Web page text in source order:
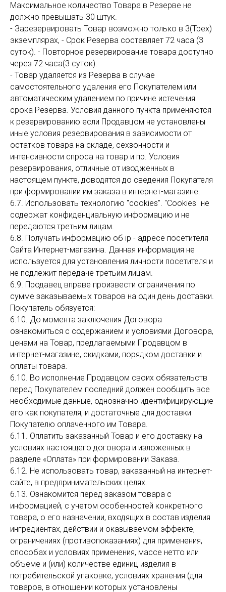
Максимальное количество Товара в Резерве не
должно превышать 30 штук.
- Зарезервировать Товар возможно только в 3(Трех)
экземплярах, - Срок Резерва составляет 72 часа (3
суток). - Повторное резервирование товара доступно
через 72 часа(3 суток).
- Товар удаляется из Резерва в случае
самостоятельного удаления его Покупателем или
автоматическим удалением по причине истечения
срока Резерва. Условия данного пункта применяются
к резервированию если Продавцом не установлены
иные условия резервирования в зависимости от
остатков товара на складе, сехзонности и
интенсивности спроса на товар и пр. Условия
резервирования, отличные от изодженных в
настоящем пункте, доводятся до сведения Покупателя
при формировании им заказа в интернет-магазине.
6.7. Использовать технологию "cookies". "Cookies" не
содержат конфиденциальную информацию и не
передаются третьим лицам.
6.8. Получать информацию об ip - адресе посетителя
Сайта Интернет-магазина. Данная информация не
используется для установления личности посетителя и
не подлежит передаче третьим лицам.
6.9. Продавец вправе произвести ограничения по
сумме заказываемых товаров на один день доставки.
Покупатель обязуется:
6.10. До момента заключения Договора
ознакомиться с содержанием и условиями Договора,
ценами на Товар, предлагаемыми Продавцом в
интернет-магазине, скидками, порядком доставки и
оплаты товара.
6.10. Во исполнение Продавцом своих обязательств
перед Покупателем последний должен сообщить все
необходимые данные, однозначно идентифицирующие
его как покупателя, и достаточные для доставки
Покупателю оплаченного им Товара.
6.11. Оплатить заказанный Товар и его доставку на
условиях настоящего договора и изложенных в
разделе «Оплата» при формировании Заказа.
6.12. Не использовать товар, заказанный на интернет-
сайте, в предпринимательских целях.
6.13. Ознакомится перед заказом товара с
информацией, с учетом особенностей конкретного
товара, о его назначении, входящих в состав изделия
ингредиентах, действии и оказываемом эффекте,
ограничениях (противопоказаниях) для применения,
способах и условиях применения, массе нетто или
объеме и (или) количестве единиц изделия в
потребительской упаковке, условиях хранения (для
товаров, в отношении которых установлены